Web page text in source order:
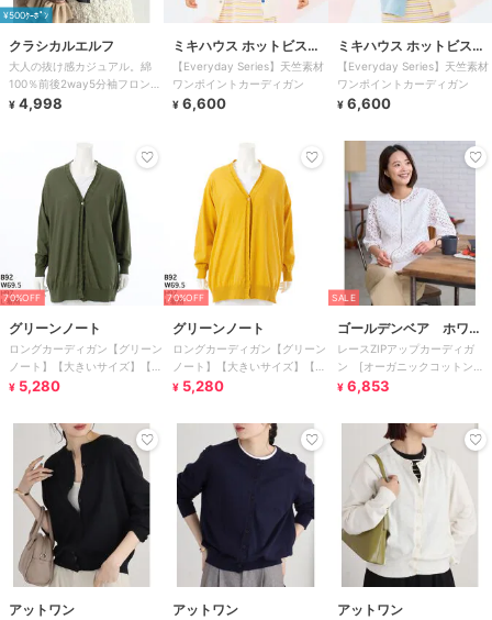
¥500ｸｰﾎﾟﾝ
クラシカルエルフ
大人の抜け感カジュアル。綿
100％前後2way5分袖フロント
ホックカーディガンリブトップ
¥ 4,998
ミキハウス ホットビスケ
ッツ
【Everyday Series】天竺素材
ワンポイントカーディガン
¥ 6,600
ミキハウス ホットビスケ
ッツ
【Everyday Series】天竺素材
ワンポイントカーディガン
¥ 6,600
70%OFF
グリーンノート
ロングカーディガン【グリーン
ノート】【大きいサイズ】【レ
ディース】【L・LL号】
¥ 5,280
70%OFF
グリーンノート
ロングカーディガン【グリーン
ノート】【大きいサイズ】【レ
ディース】【L・LL号】
¥ 5,280
SALE
ゴールデンベア ホワイ
トレーベル
レースZIPアップカーディガ
ン [オーガニックコットン・
綿100％]
¥ 6,853
アットワン アットワン アットワン